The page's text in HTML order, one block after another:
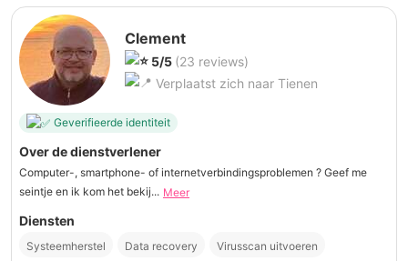
Clement
5/5 (23 reviews)
Verplaatst zich naar Tienen
Geverifieerde identiteit
Over de dienstverlener
Computer-, smartphone- of internetverbindingsproblemen ? Geef me
seintje en ik kom het bekij... Meer
Diensten
Systeemherstel Data recovery Virusscan uitvoeren